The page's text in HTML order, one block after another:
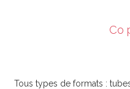
Co
Tous types de formats :